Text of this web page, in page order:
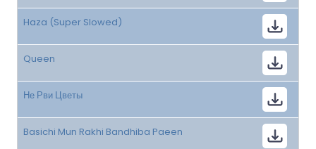
Haza (Super Slowed)
Queen
Не Рви Цветы
Basichi Mun Rakhi Bandhiba Paeen